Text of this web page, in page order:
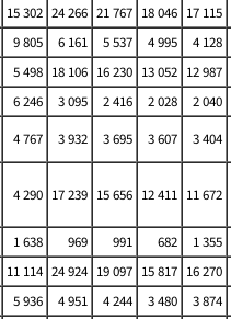
15 302 24 266 21 767 18 046 17 115
9 805 6 161 5 537 4 995 4 128
5 498 18 106 16 230 13 052 12 987
6 246 3 095 2 416 2 028 2 040
4 767 3 932 3 695 3 607 3 404
4 290 17 239 15 656 12 411 11 672
1 638 969 991 682 1 355
11 114 24 924 19 097 15 817 16 270
5 936 4 951 4 244 3 480 3 874